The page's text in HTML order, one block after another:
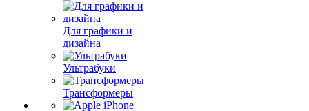
Для графики и
дизайна
Ультрабуки
Трансформеры